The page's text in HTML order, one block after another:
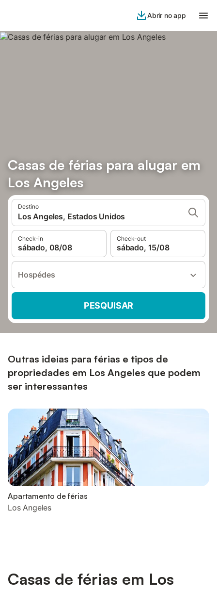
Abrir no app
Casas de férias para alugar em
Los Angeles
Destino
Los Angeles, Estados Unidos
Check-in
sábado, 08/08
Check-out
sábado, 15/08
Hospédes
PESQUISAR
Outras ideias para férias e tipos de
propriedades em Los Angeles que podem
ser interessantes
Apartamento de férias
Los Angeles
Casas de férias em Los